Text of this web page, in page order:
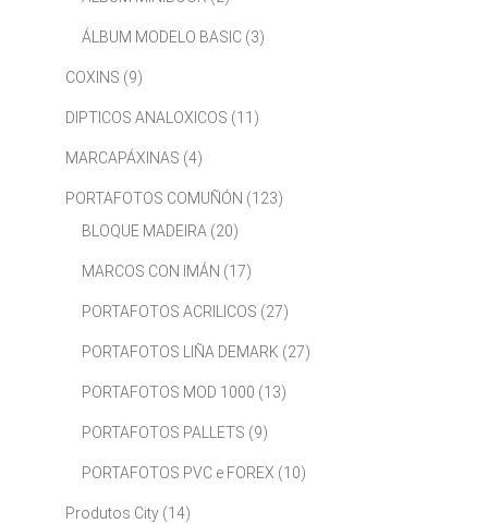
ÁLBUM MODELO BASIC (3)
COXINS (9)
DIPTICOS ANALOXICOS (11)
MARCAPÁXINAS (4)
PORTAFOTOS COMUÑÓN (123)
BLOQUE MADEIRA (20)
MARCOS CON IMÁN (17)
PORTAFOTOS ACRILICOS (27)
PORTAFOTOS LIÑA DEMARK (27)
PORTAFOTOS MOD 1000 (13)
PORTAFOTOS PALLETS (9)
PORTAFOTOS PVC e FOREX (10)
Produtos City (14)